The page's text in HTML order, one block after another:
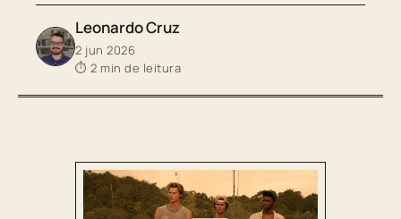
Leonardo Cruz
2 jun 2026
⏱ 2 min de leitura